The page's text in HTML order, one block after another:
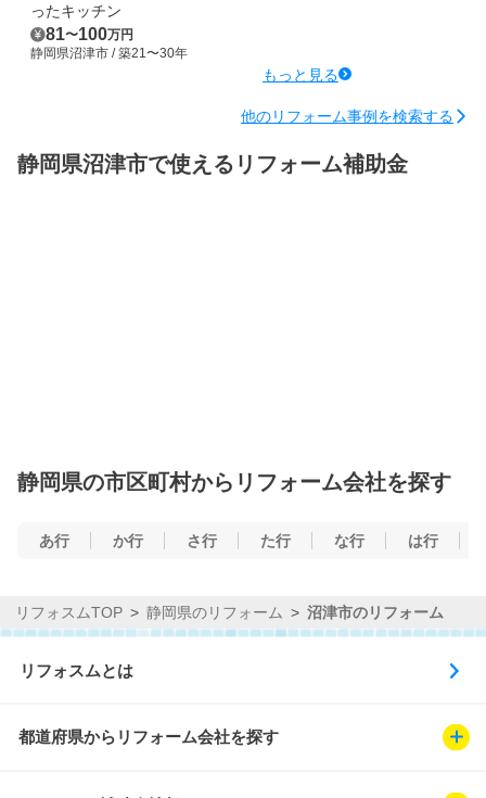
ったキッチン
81〜100万円
静岡県沼津市 / 築21〜30年
もっと見る
他のリフォーム事例を検索する
静岡県沼津市で使えるリフォーム補助金
静岡県の市区町村からリフォーム会社を探す
あ行 か行 さ行 た行 な行 は行
リフォスムTOP 静岡県のリフォーム 沼津市のリフォーム
リフォスムとは
都道府県からリフォーム会社を探す